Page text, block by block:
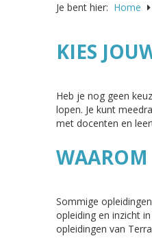
Je bent hier: Home
KIES
Heb je nog geen
lopen. Je kunt
met docenten en
Sommige
opleiding en inzicht
opleidingen van